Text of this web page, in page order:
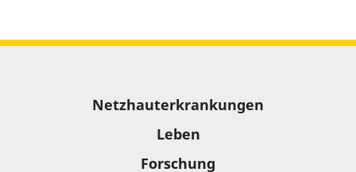
Netzhauterkrankungen
Leben
Forschung